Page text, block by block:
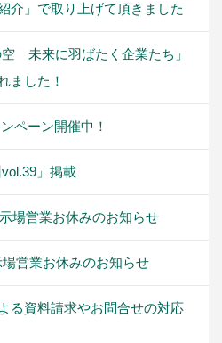
介」で取り上げて頂きました
未来に羽ばたく企業たち」
ました！
ペーン開催中！
」掲載
場営業お休みのお知らせ
営業お休みのお知らせ
る資料請求やお問合せの対応